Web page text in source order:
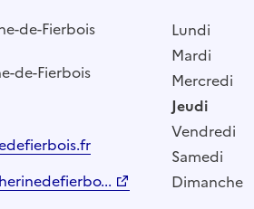
de-Fierbois
de-Fierbois
Lundi
Mardi
Mercredi
Jeudi
Vendredi
Samedi
Dimanche